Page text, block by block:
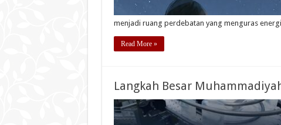
menjadi ruang perdebatan yang menguras
Read More »
Langkah Besar